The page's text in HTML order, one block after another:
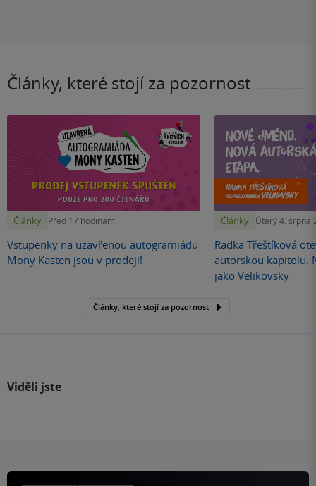
Články, které stojí za pozornost
Články Před 17 hodinami
Vstupenky na uzavřenou autogramiádu
Mony Kasten jsou v prodeji!
Články Úterý 4. srpna
Radka Třeštíková
autorskou kapitolu.
jako Velikovsky
Články, které stojí za pozornost
Viděli jste